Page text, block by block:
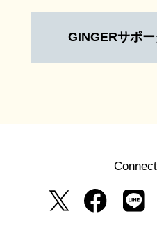
GINGERサポ